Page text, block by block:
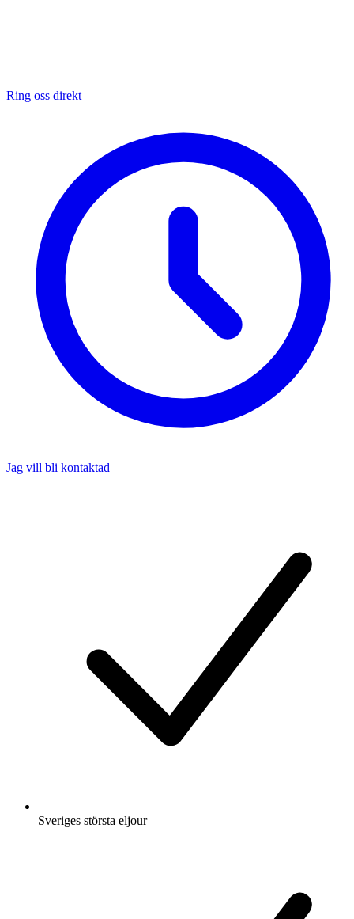
Ring oss direkt
Jag vill bli kontaktad
Sveriges största eljour